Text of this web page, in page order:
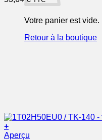
Votre panier est vide.
Retour à la boutique
+
Aperçu